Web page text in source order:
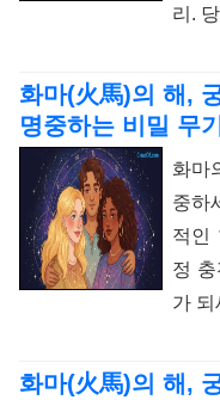
리.
화마(火馬)의 해,
명중하는 비밀 무
화마
중하
적인
정
가 되
화마(火馬)의 해,